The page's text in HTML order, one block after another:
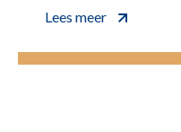
Lees meer